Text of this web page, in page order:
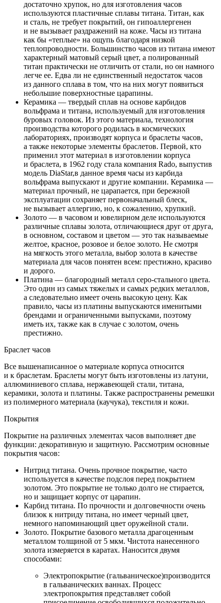
достаточно хрупок, но для изготовления часов
используются пластичные сплавы титана. Титан, как
и сталь, не требует покрытий, он гипоаллергенен
и не вызывает раздражений на коже. Часы из титана
как бы «теплые» на ощупь благодаря низкой
теплопроводности. Большинство часов из титана имеют
характерный матовый серый цвет, а полированный
титан практически не отличить от стали, но он намного
легче ее. Едва ли не единственный недостаток часов
из данного сплава в том, что на них могут появиться
небольшие поверхностные царапины.
Керамика — твердый сплав на основе карбидов
вольфрама и титана, используемый для изготовления
буровых головок. Из этого материала, технология
производства которого родилась в космических
лабораториях, производят корпуса и браслеты часов,
а также некоторые элементы браслетов. Первой, кто
применил этот материал в изготовлении корпуса
и браслета, в 1962 году стала компания Rado, выпустив
модель DiaStar,в данное время часы из карбида
вольфрама выпускают и другие компании. Керамика —
материал прочный, не царапается, при бережной
эксплуатации сохраняет первоначальный блеск,
не вызывает аллергию, но, к сожалению, хрупкий.
Золото — в часовом и ювелирном деле используются
различные сплавы золота, отличающиеся друг от друга,
в основном, составом и цветом — это так называемые
желтое, красное, розовое и белое золото. Не смотря
на мягкость этого металла, выбор золота в качестве
материала для часов понятен всем: престижно, красиво
и дорого.
Платина — благородный металл серо-стального цвета.
Это один из самых тяжелых и самых редких металлов,
а следовательно имеет очень высокую цену. Как
правило, часы из платины выпускаются именитыми
брендами и ограниченными выпусками, поэтому
иметь их, также как в случае с золотом, очень
престижно.
Браслет часов
Все вышенаписанное о материале корпуса относится
и к браслетам. Браслеты могут быть изготовлены из латуни,
аллюминиевого сплава, нержавеющей стали, титана,
керамики, золота и платины. Также распространены ремешки
из полимерного материала (каучука), текстиля и кожи.
Покрытия
Покрытие на различных элементах часов выполняет две
функции: декоративную и защитную. Рассмотрим основные
покрытия часов:
Нитрид титана. Очень прочное покрытие, часто
используется в качестве подслоя перед покрытием
золотом. Это покрытие не только долго не стирается,
но и защищает корпус от царапин.
Карбид титана. По прочности и долговечности очень
близок к нитриду титана, но имеет черный цвет,
немного напоминающий цвет оружейной стали.
Золото. Покрытие базового металла драгоценным
металлом толщиной от 5 мкм. Чистота нанесенного
золота измеряется в каратах. Наносится двумя
способами:
Электропокрытие (гальваническое)производится
в гальванических ваннах. Процесс
электропокрытия представляет собой